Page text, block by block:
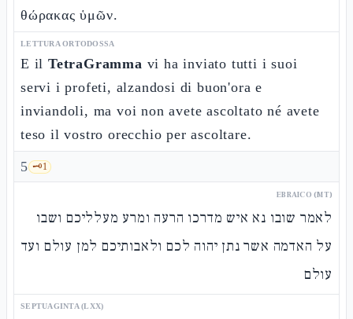
θώρακας ὑμῶν.
LETTURA ORTODOSSA
E il TetraGramma vi ha inviato tutti i suoi
servi i profeti, alzandosi di buon'ora e
inviandoli, ma voi non avete ascoltato né avete
teso il vostro orecchio per ascoltare.
5 🗝️1
EBRAICO (MT)
לאמר שובו נא איש מדרכו הרעה ומרע מעלליכם ושבו
על האדמה אשר נתן יהוה לכם ולאבותיכם למן עולם ועד
עולם
SEPTUAGINTA (LXX)